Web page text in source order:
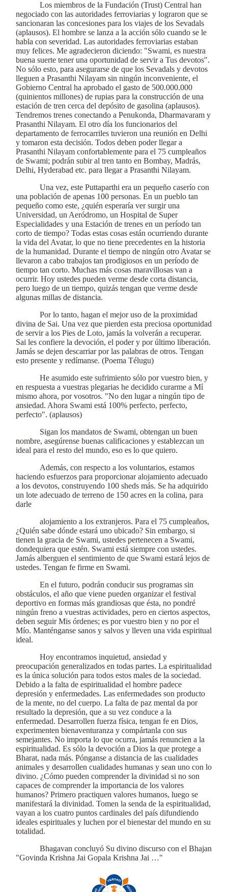
Los miembros de la Fundación (Trust) Central han
negociado con las autoridades ferroviarias y lograron que se
sancionaran las concesiones para los viajes de los Sevadals
(aplausos). El hombre se lanza a la acción sólo cuando se le
habla con severidad. Las autoridades ferroviarias estaban
muy felices. Me agradecieron diciendo: "Swami, es nuestra
buena suerte tener una oportunidad de servir a Tus devotos".
No sólo esto, para asegurarse de que los Sevadals y devotos
lleguen a Prasanthi Nilayam sin ningún inconveniente, el
Gobierno Central ha aprobado el gasto de 500.000.000
(quinientos millones) de rupias para la construcción de una
estación de tren cerca del depósito de gasolina (aplausos).
Tendremos trenes conectando a Penukonda, Dharmavaram y
Prasanthi Nilayam. El otro día los funcionarios del
departamento de ferrocarriles tuvieron una reunión en Delhi
y tomaron esta decisión. Todos deben poder llegar a
Prasanthi Nilayam confortablemente para el 75 cumpleaños
de Swami; podrán subir al tren tanto en Bombay, Madrás,
Delhi, Hyderabad etc. para llegar a Prasanthi Nilayam.
Una vez, este Puttaparthi era un pequeño caserío con
una población de apenas 100 personas. En un pueblo tan
pequeño como este, ¿quién esperaría ver surgir una
Universidad, un Aeródromo, un Hospital de Super
Especialidades y una Estación de trenes en un período tan
corto de tiempo? Todas estas cosas están ocurriendo durante
la vida del Avatar, lo que no tiene precedentes en la historia
de la humanidad. Durante el tiempo de ningún otro Avatar se
llevaron a cabo trabajos tan prodigiosos en un período de
tiempo tan corto. Muchas más cosas maravillosas van a
ocurrir. Hoy ustedes pueden verme desde corta distancia,
pero luego de un tiempo, quizás tengan que verme desde
algunas millas de distancia.
Por lo tanto, hagan el mejor uso de la proximidad
divina de Sai. Una vez que pierden esta preciosa oportunidad
de servir a los Pies de Loto, jamás la volverán a recuperar.
Sai les confiere la devoción, el poder y por último liberación.
Jamás se dejen descarriar por las palabras de otros. Tengan
esto presente y redímanse. (Poema Télugu)
He asumido este sufrimiento sólo por vuestro bien, y
en respuesta a vuestras plegarias he decidido curarme a Mí
mismo ahora, por vosotros. "No den lugar a ningún tipo de
ansiedad. Ahora Swami está 100% perfecto, perfecto,
perfecto". (aplausos)
Sigan los mandatos de Swami, obtengan un buen
nombre, asegúrense buenas calificaciones y establezcan un
ideal para el resto del mundo, eso es lo que quiero.
Además, con respecto a los voluntarios, estamos
haciendo esfuerzos para proporcionar alojamiento adecuado
a los devotos, construyendo 100 sheds más. Se ha adquirido
un lote adecuado de terreno de 150 acres en la colina, para
darle
alojamiento a los extranjeros. Para el 75 cumpleaños,
¿Quién sabe dónde estará uno ubicado? Sin embargo, si
tienen la gracia de Swami, ustedes pertenecen a Swami,
dondequiera que estén. Swami está siempre con ustedes.
Jamás alberguen el sentimiento de que Swami estará lejos de
ustedes. Tengan fe firme en Swami.
En el futuro, podrán conducir sus programas sin
obstáculos, el año que viene pueden organizar el festival
deportivo en formas más grandiosas que ésta, no pondré
ningún freno a vuestras actividades, pero en ciertos aspectos,
deben seguir Mis órdenes; es por vuestro bien y no por el
Mío. Manténganse sanos y salvos y lleven una vida espiritual
ideal.
Hoy encontramos inquietud, ansiedad y
preocupación generalizados en todas partes. La espiritualidad
es la única solución para todos estos males de la sociedad.
Debido a la falta de espiritualidad el hombre padece
depresión y enfermedades. Las enfermedades son producto
de la mente, no del cuerpo. La falta de paz mental da por
resultado la depresión, que a su vez conduce a la
enfermedad. Desarrollen fuerza física, tengan fe en Dios,
experimenten bienaventuranza y compártanla con sus
semejantes. No importa lo que ocurra, jamás renuncien a la
espiritualidad. Es sólo la devoción a Dios la que protege a
Bharat, nada más. Pónganse a distancia de las cualidades
animales y desarrollen cualidades humanas y sean uno con lo
divino. ¿Cómo pueden comprender la divinidad si no son
capaces de comprender la importancia de los valores
humanos? Primero practiquen valores humanos, luego se
manifestará la divinidad. Tomen la senda de la espiritualidad,
vayan a los cuatro puntos cardinales del país difundiendo
ideales espirituales y luchen por el bienestar del mundo en su
totalidad.
Bhagavan concluyó Su divino discurso con el Bhajan
"Govinda Krishna Jai Gopala Krishna Jai …"